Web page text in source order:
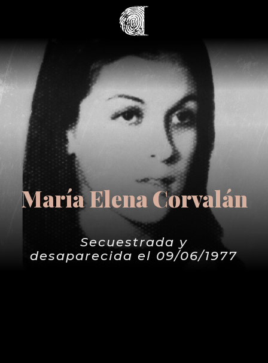
María Elena Corvalán
Secuestrada y
desaparecida el 09/06/1977